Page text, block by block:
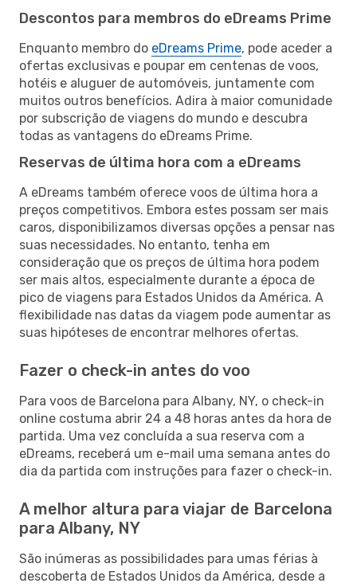
Descontos para membros do eDreams Prime
Enquanto membro do eDreams Prime, pode aceder a
ofertas exclusivas e poupar em centenas de voos,
hotéis e aluguer de automóveis, juntamente com
muitos outros benefícios. Adira à maior comunidade
por subscrição de viagens do mundo e descubra
todas as vantagens do eDreams Prime.
Reservas de última hora com a eDreams
A eDreams também oferece voos de última hora a
preços competitivos. Embora estes possam ser mais
caros, disponibilizamos diversas opções a pensar nas
suas necessidades. No entanto, tenha em
consideração que os preços de última hora podem
ser mais altos, especialmente durante a época de
pico de viagens para Estados Unidos da América. A
flexibilidade nas datas da viagem pode aumentar as
suas hipóteses de encontrar melhores ofertas.
Fazer o check-in antes do voo
Para voos de Barcelona para Albany, NY, o check-in
online costuma abrir 24 a 48 horas antes da hora de
partida. Uma vez concluída a sua reserva com a
eDreams, receberá um e-mail uma semana antes do
dia da partida com instruções para fazer o check-in.
A melhor altura para viajar de Barcelona
para Albany, NY
São inúmeras as possibilidades para umas férias à
descoberta de Estados Unidos da América, desde a